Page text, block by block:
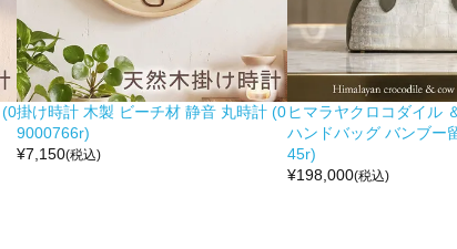
(0掛け時計 木製 ビーチ材 静音 丸時計 (0
9000766r)
¥7,150(税込)
ヒマラヤクロコダイル
ハンドバッグ バンブー
45r)
¥198,000(税込)